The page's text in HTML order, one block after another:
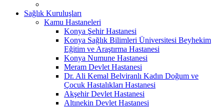
Sağlık Kuruluşları
Kamu Hastaneleri
Konya Şehir Hastanesi
Konya Sağlık Bilimleri Üniversitesi Beyhekim
Eğitim ve Araştırma Hastanesi
Konya Numune Hastanesi
Meram Devlet Hastanesi
Dr. Ali Kemal Belviranlı Kadın Doğum ve
Çocuk Hastalıkları Hastanesi
Akşehir Devlet Hastanesi
Altınekin Devlet Hastanesi